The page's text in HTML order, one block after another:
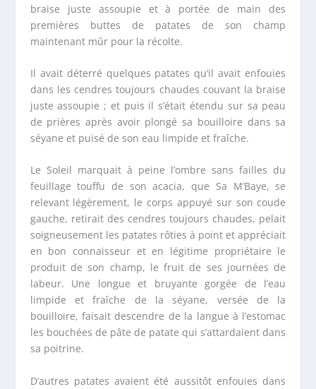
braise juste assoupie et à portée de main des
premières buttes de patates de son champ
maintenant mûr pour la récolte.
Il avait déterré quelques patates qu’il avait enfouies
dans les cendres toujours chaudes couvant la braise
juste assoupie ; et puis il s’était étendu sur sa peau
de prières après avoir plongé sa bouilloire dans sa
séyane et puisé de son eau limpide et fraîche.
Le Soleil marquait à peine l’ombre sans failles du
feuillage touffu de son acacia, que Sa M’Baye, se
relevant légèrement, le corps appuyé sur son coude
gauche, retirait des cendres toujours chaudes, pelait
soigneusement les patates rôties à point et appréciait
en bon connaisseur et en légitime propriétaire le
produit de son champ, le fruit de ses journées de
labeur. Une longue et bruyante gorgée de l’eau
limpide et fraîche de la séyane, versée de la
bouilloire, faisait descendre de la langue à l’estomac
les bouchées de pâte de patate qui s’attardaient dans
sa poitrine.
D’autres patates avaient été aussitôt enfouies dans